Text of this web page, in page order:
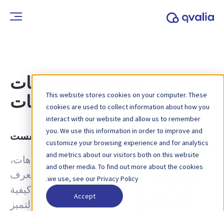
This website stores cookies on your computer. These
cookies are used to collect information about how you
interact with our website and allow us to remember
you. We use this information in order to improve and
customize your browsing experience and for analytics
and metrics about our visitors both on this website
and other media. To find out more about the cookies
we use, see our Privacy Policy.
Accept
المعاملات والتقنيات
والاتجاهات
سبيلتان إنفست
نظرة ثاقبة على المعاملات والتقنيات والاتجاهات،
بالإضافة إلى آخر أخبار تحديثات المنتجات. تعرف
على المزيد حول كيفية تحسين العمليات وكيفية
الاستفادة من بيانات المعاملات لتحقيق التميز